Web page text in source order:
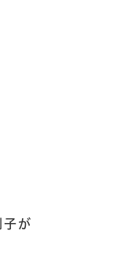
子が